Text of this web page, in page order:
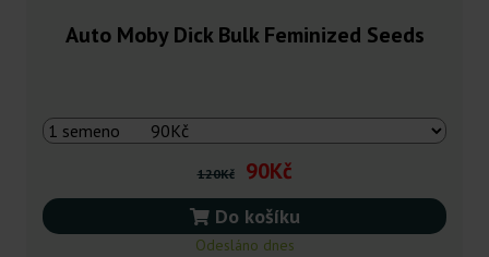
Auto Moby Dick Bulk Feminized Seeds
120Kč 90Kč
Do košíku
Odesláno dnes